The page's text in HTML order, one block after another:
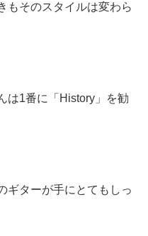
もそのスタイルは変わら
は1番に「History」を勧
ギターが手にとてもしっ